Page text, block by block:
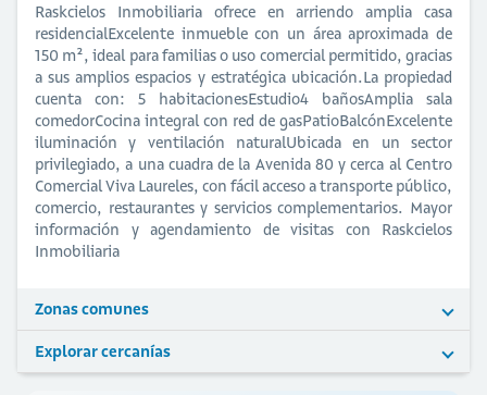
Raskcielos Inmobiliaria ofrece en arriendo amplia casa
residencialExcelente inmueble con un área aproximada de
150 m², ideal para familias o uso comercial permitido, gracias
a sus amplios espacios y estratégica ubicación.La propiedad
cuenta con: 5 habitacionesEstudio4 bañosAmplia sala
comedorCocina integral con red de gasPatioBalcónExcelente
iluminación y ventilación naturalUbicada en un sector
privilegiado, a una cuadra de la Avenida 80 y cerca al Centro
Comercial Viva Laureles, con fácil acceso a transporte público,
comercio, restaurantes y servicios complementarios. Mayor
información y agendamiento de visitas con Raskcielos
Inmobiliaria
Zonas comunes
Explorar cercanías